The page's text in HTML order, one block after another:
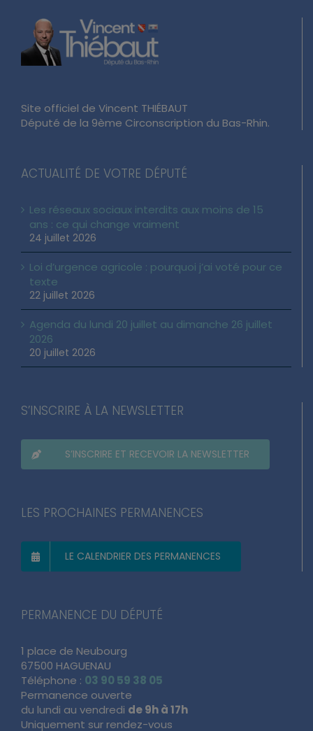
Site officiel de Vincent THIÉBAUT
Député de la 9ème Circonscription du Bas-Rhin.
ACTUALITÉ DE VOTRE DÉPUTÉ
Les réseaux sociaux interdits aux moins de 15
ans : ce qui change vraiment
24 juillet 2026
Loi d’urgence agricole : pourquoi j’ai voté pour ce
texte
22 juillet 2026
Agenda du lundi 20 juillet au dimanche 26 juillet
2026
20 juillet 2026
S’INSCRIRE À LA NEWSLETTER
S’INSCRIRE ET RECEVOIR LA NEWSLETTER
LES PROCHAINES PERMANENCES
LE CALENDRIER DES PERMANENCES
PERMANENCE DU DÉPUTÉ
1 place de Neubourg
67500 HAGUENAU
Téléphone : 03 90 59 38 05
Permanence ouverte
du lundi au vendredi de 9h à 17h
Uniquement sur rendez-vous